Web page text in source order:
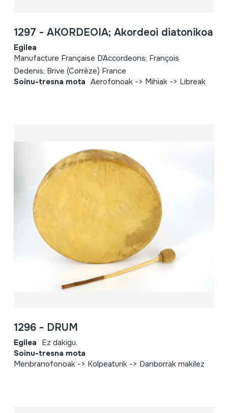
1297 - AKORDEOIA; Akordeoi diatonikoa
Egilea
Manufacture Française D´Accordeons; François
Dedenis; Brive (Corrèze) France
Soinu-tresna mota Aerofonoak -> Mihiak -> Libreak
1296 - DRUM
Egilea Ez dakigu.
Soinu-tresna mota
Menbranofonoak -> Kolpeaturik -> Danborrak makilez